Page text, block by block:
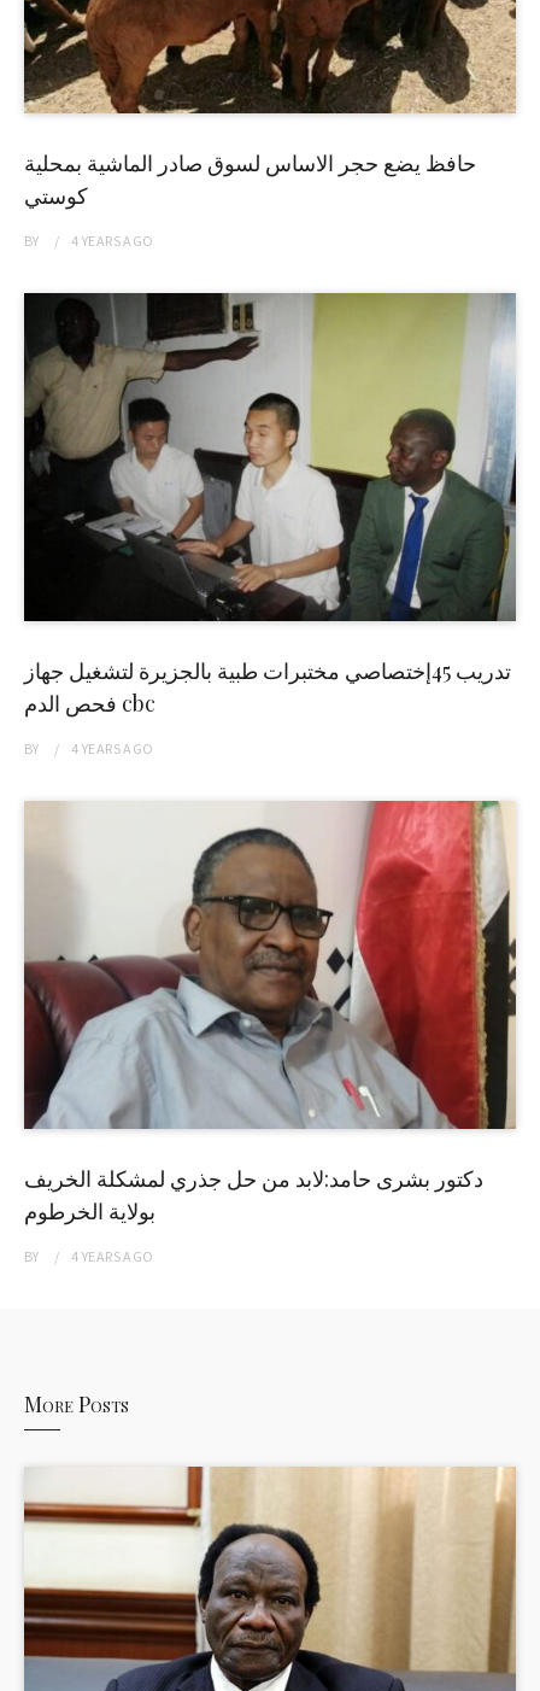
حافظ يضع حجر الاساس لسوق صادر الماشية بمحلية
كوستي
BY 4 YEARSAGO
تدريب 45إختصاصي مختبرات طبية بالجزيرة لتشغيل جهاز
فحص الدم cbc
BY 4 YEARSAGO
دكتور بشرى حامد:لابد من حل جذري لمشكلة الخريف
بولاية الخرطوم
BY 4 YEARSAGO
More Posts